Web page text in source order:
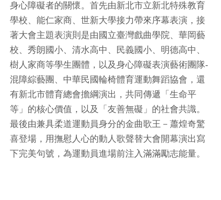
身心障礙者的關懷。首先由新北市立新北特殊教育
學校、能仁家商、世新大學接力帶來序幕表演，接
著大會主題表演則是由國立臺灣戲曲學院、華岡藝
校、秀朗國小、清水高中、民義國小、明德高中、
樹人家商等學生團體，以及身心障礙表演藝術團隊-
混障綜藝團、中華民國輪椅體育運動舞蹈協會，還
有新北市體育總會擔綱演出，共同傳遞「生命平
等」的核心價值，以及「友善無礙」的社會共識。
最後由兼具柔道運動員身分的金曲歌王－蕭煌奇驚
喜登場，用撫慰人心的動人歌聲替大會開幕演出寫
下完美句號，為運動員進場前注入滿滿勵志能量。